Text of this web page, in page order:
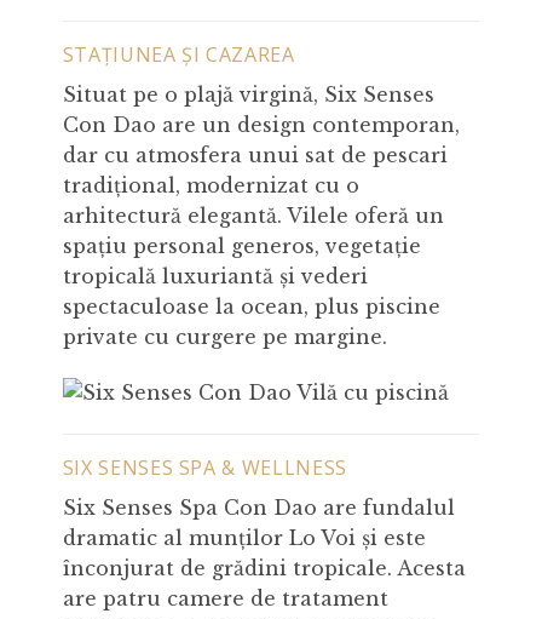
STAȚIUNEA ȘI CAZAREA
Situat pe o plajă virgină, Six Senses
Con Dao are un design contemporan,
dar cu atmosfera unui sat de pescari
tradițional, modernizat cu o
arhitectură elegantă. Vilele oferă un
spațiu personal generos, vegetație
tropicală luxuriantă și vederi
spectaculoase la ocean, plus piscine
private cu curgere pe margine.
SIX SENSES SPA & WELLNESS
Six Senses Spa Con Dao are fundalul
dramatic al munților Lo Voi și este
înconjurat de grădini tropicale. Acesta
are patru camere de tratament